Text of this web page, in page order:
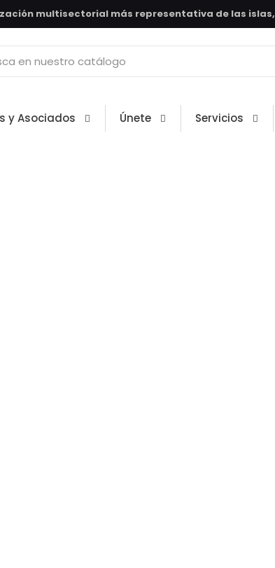
multisectorial más representativa de las islas,
y Asociados Únete Servicios